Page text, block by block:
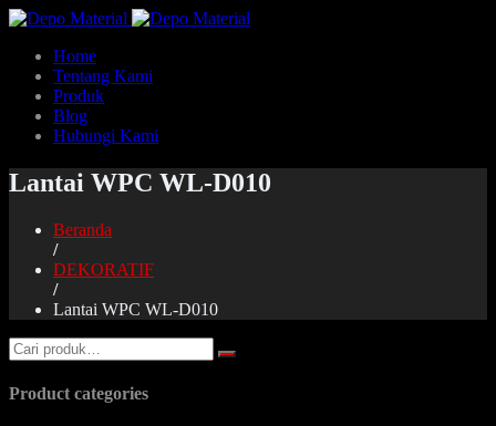
Home
Tentang Kami
Produk
Blog
Hubungi Kami
Lantai WPC WL-D010
Beranda
/
DEKORATIF
/
Lantai WPC WL-D010
Product categories